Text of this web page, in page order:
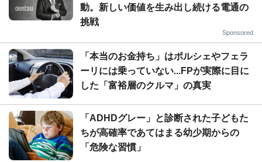
動。新しい価値を生み出し続ける電通の
挑戦
Sponsored
「本当のお金持ち」はポルシェやフェラ
ーリには乗っていない...FPが実際に目に
した「富裕層のクルマ」の真実
「ADHDグレー」と診断された子どもた
ちが高確率であてはまる幼少期からの
「危険な習慣」